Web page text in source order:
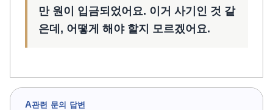
만 원이 입금되었어요. 이거 사기인 것 같
은데, 어떻게 해야 할지 모르겠어요.
A관련 문의 답변